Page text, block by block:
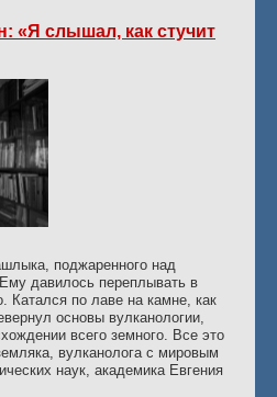
«Я слышал, как стучит
поджаренного над
давилось переплывать в
Катался по лаве на камне, как
основы вулканологии,
всего земного. Все это
вулканолога с мировым
наук, академика Евгения